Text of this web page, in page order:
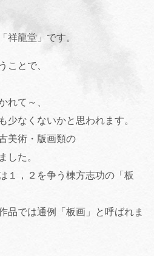
祥龍堂」です。
とで、
て～、
なくないかと思われます。
美術・版画類の
た。
１，２を争う棟方志功の「板
品では通例「板画」と呼ばれま